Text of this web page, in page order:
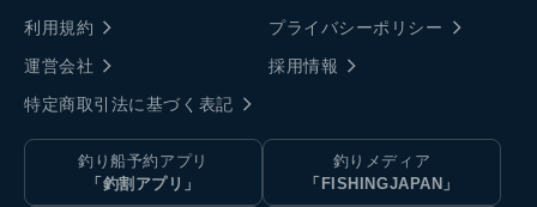
利用規約
プライバシーポリシー
運営会社
採用情報
特定商取引法に基づく表記
釣り船予約アプリ
「釣割アプリ」
釣りメディア
「FISHINGJAPAN」